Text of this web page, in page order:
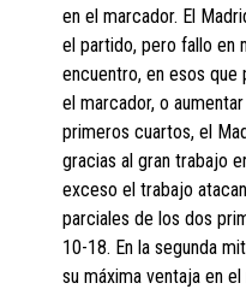
en el marcador. El
el partido, pero fallo en
encuentro, en esos
el marcador, o
primeros cuartos, el
gracias al gran trabajo
exceso el trabajo
parciales de los dos
10-18. En la segunda
su máxima ventaja en